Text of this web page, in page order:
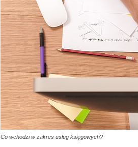
Co wchodzi w zakres usług księgowych?